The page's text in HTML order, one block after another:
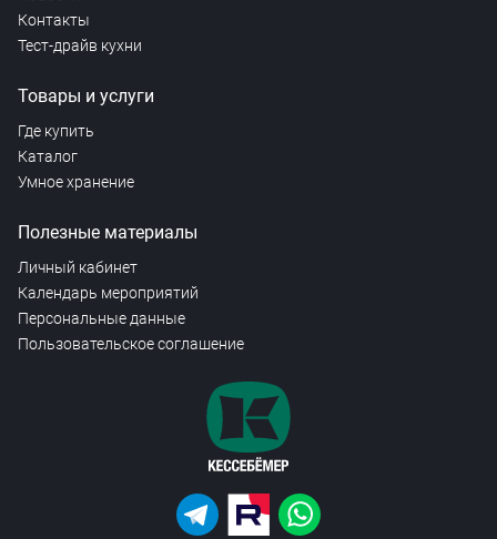
Контакты
Тест-драйв кухни
Товары и услуги
Где купить
Каталог
Умное хранение
Полезные материалы
Личный кабинет
Календарь мероприятий
Персональные данные
Пользовательское соглашение